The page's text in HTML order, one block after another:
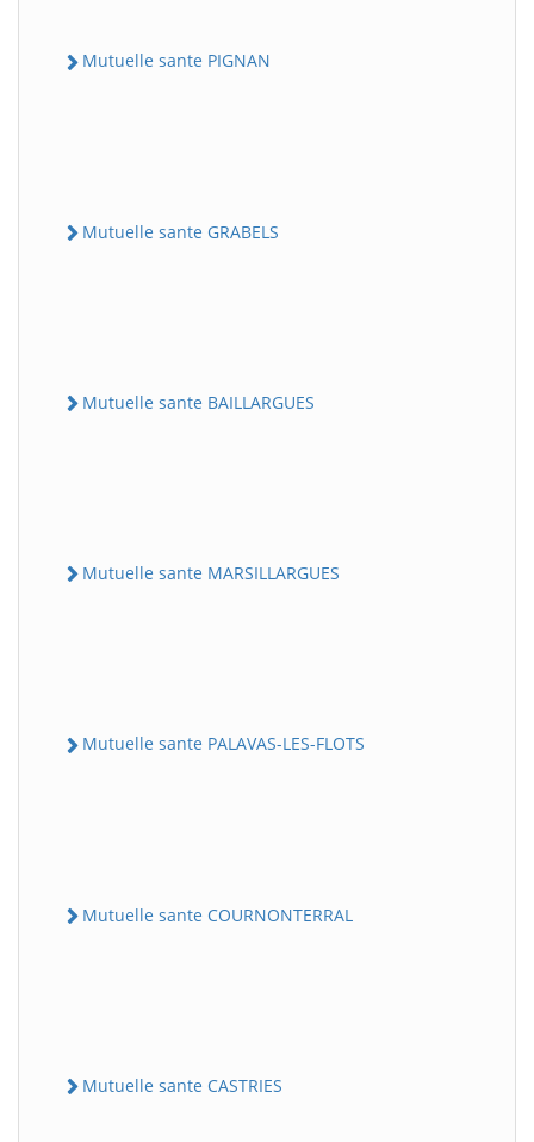
Mutuelle sante PIGNAN
Mutuelle sante GRABELS
Mutuelle sante BAILLARGUES
Mutuelle sante MARSILLARGUES
Mutuelle sante PALAVAS-LES-FLOTS
Mutuelle sante COURNONTERRAL
Mutuelle sante CASTRIES